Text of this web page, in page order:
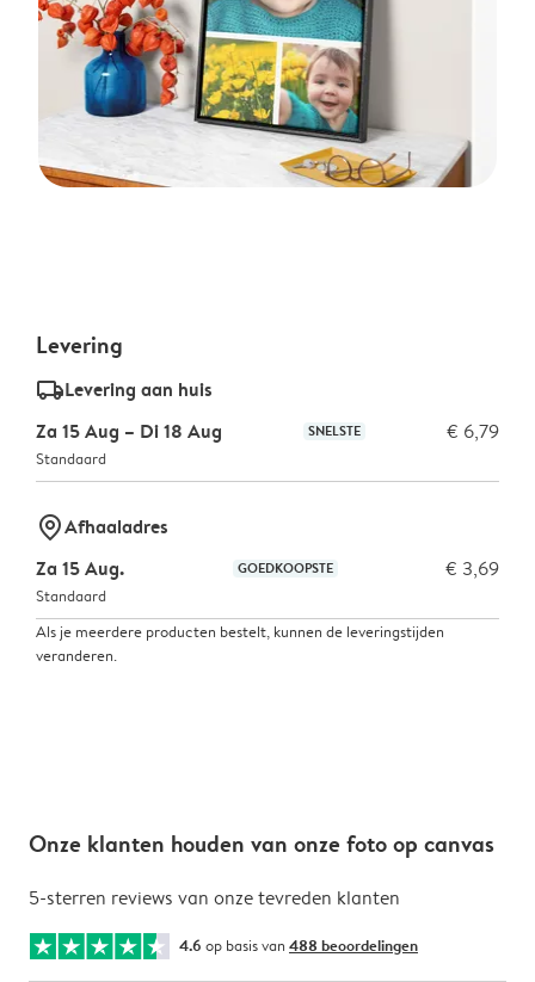
Levering
delivery_standard_v2Levering aan huis
Za 15 Aug – Di 18 Aug
SNELSTE € 6,79
Standaard
marker-pinAfhaaladres
Za 15 Aug.
GOEDKOOPSTE € 3,69
Standaard
Als je meerdere producten bestelt, kunnen de leveringstijden
veranderen.
Onze klanten houden van onze foto op canvas
5-sterren reviews van onze tevreden klanten
4.6 op basis van 488 beoordelingen